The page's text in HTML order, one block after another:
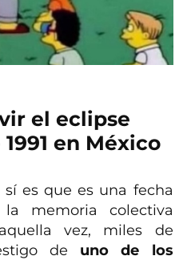
el eclipse
en México
sí es que es una fecha
memoria colectiva
vez, miles de
de uno de los